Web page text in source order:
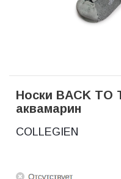
Носки BACK TO
аквамарин
COLLEGIEN